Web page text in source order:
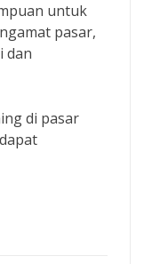
untuk
pasar,
dan
di pasar